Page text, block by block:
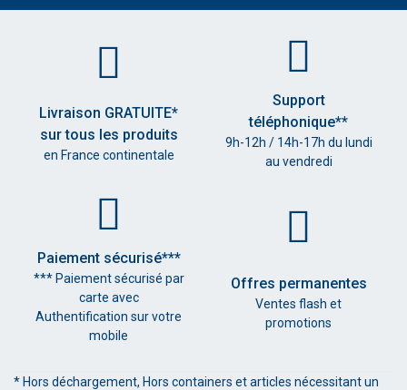
Livraison GRATUITE*
sur tous les produits
en France continentale
Support
téléphonique**
9h-12h / 14h-17h du lundi
au vendredi
Paiement sécurisé***
*** Paiement sécurisé par
carte avec
Authentification sur votre
mobile
Offres permanentes
Ventes flash et
promotions
* Hors déchargement, Hors containers et articles nécessitant un